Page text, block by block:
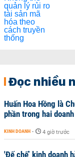
Đọc nhiều
Huấn Hoa Hồng là
phần trong hai
KINH DOANH - 4 giờ trước
'Đế chế’ kinh doanh